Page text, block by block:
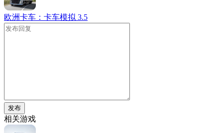
欧洲卡车：卡车模拟 3.5
发布
相关游戏